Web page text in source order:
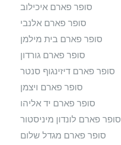
סופר פארם איכילוב
סופר פארם אלנבי
סופר פארם בית מילמן
סופר פארם גורדון
סופר פארם דיזינגוף סנטר
סופר פארם ויצמן
סופר פארם יד אליהו
סופר פארם לונדון מיניסטור
סופר פארם מגדל שלום